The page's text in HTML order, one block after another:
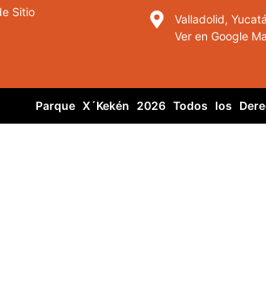
Sitio
Valladolid,
Ver en Google
Parque X´Kekén 2026 Todos los